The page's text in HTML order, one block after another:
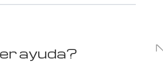
ayuda?